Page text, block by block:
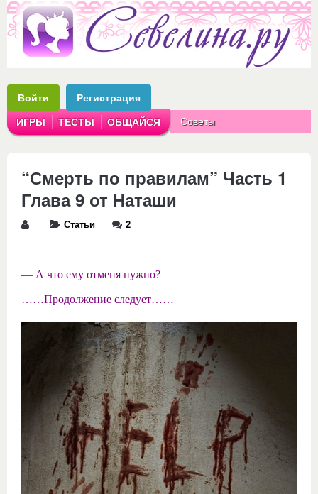
Войти Регистрация
ИГРЫ ТЕСТЫ ОБЩАЙСЯ Советы
“Смерть по правилам” Часть 1
Глава 9 от Наташи
Статьи 2
— А что ему отменя нужно?
……Продолжение следует……